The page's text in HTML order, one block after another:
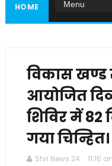
HOME
विकास खण्ड
आयोजित
शिविर में 82
गया चिन्हित।
Shri News 24 11:16